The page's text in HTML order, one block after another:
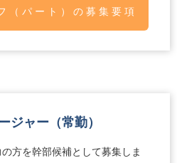
（パート）の募集要項
ジャー（常勤）
方を幹部候補として募集しま